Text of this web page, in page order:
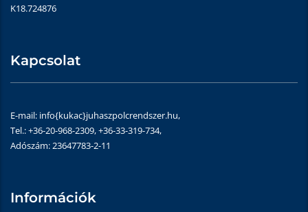
K18.724876
Kapcsolat
E-mail: info{kukac}juhaszpolcrendszer.hu,
Tel.: +36-20-968-2309, +36-33-319-734,
Adószám: 23647783-2-11
Információk